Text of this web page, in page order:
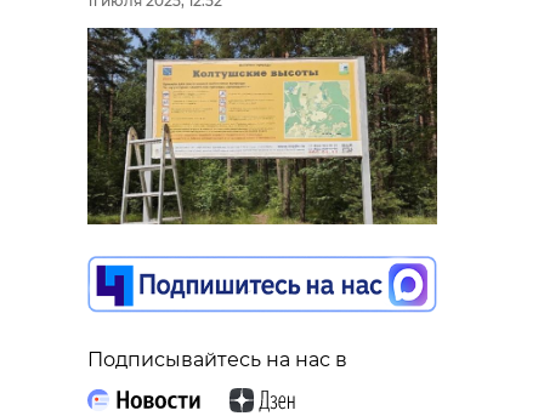
Подписывайтесь на нас в